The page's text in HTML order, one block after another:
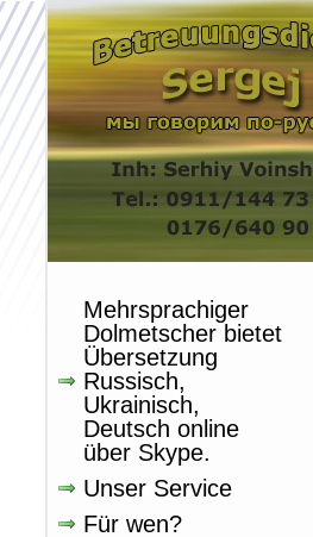
Mehrsprachiger
Dolmetscher bietet
Übersetzung
Russisch,
Ukrainisch,
Deutsch online
über Skype.
Unser Service
Für wen?